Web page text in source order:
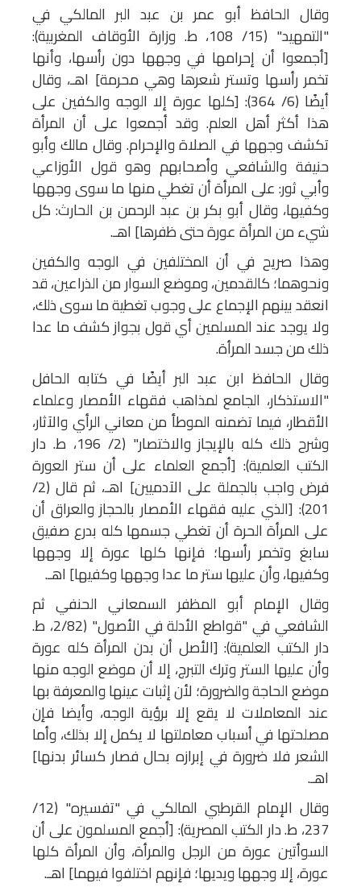
وقال الحافظ أبو عمر بن عبد البر المالكي في
"التمهيد" (15/ 108، ط. وزارة الأوقاف المغربية):
[أجمعوا أن إحرامها في وجهها دون رأسها، وأنها
تخمر رأسها وتستر شعرها وهي محرمة] اهـ، وقال
أيضًا (6/ 364): [كلها عورة إلا الوجه والكفين على
هذا أكثر أهل العلم. وقد أجمعوا على أن المرأة
تكشف وجهها في الصلاة والإحرام. وقال مالك وأبو
حنيفة والشافعي وأصحابهم وهو قول الأوزاعي
وأبي ثور: على المرأة أن تغطي منها ما سوى وجهها
وكفيها، وقال أبو بكر بن عبد الرحمن بن الحارث: كل
شيء من المرأة عورة حتى ظفرها] اهـ.
وهذا صريح في أن المختلفين في الوجه والكفين
ونحوهما؛ كالقدمين، وموضع السوار من الذراعين، قد
انعقد بينهم الإجماع على وجوب تغطية ما سوى ذلك،
ولا يوجد عند المسلمين أي قول بجواز كشف ما عدا
ذلك من جسد المرأة.
وقال الحافظ ابن عبد البر أيضًا في كتابه الحافل
"الاستذكار، الجامع لمذاهب فقهاء الأمصار وعلماء
الأقطار، فيما تضمنه الموطأ من معاني الرأي والآثار،
وشرح ذلك كله بالإيجاز والاختصار" (2/ 196، ط. دار
الكتب العلمية): [أجمع العلماء على أن ستر العورة
فرض واجب بالجملة على الآدميين] اهـ، ثم قال (2/
201): [الذي عليه فقهاء الأمصار بالحجاز والعراق أن
على المرأة الحرة أن تغطي جسمها كله بدرع صفيق
سابغ وتخمر رأسها؛ فإنها كلها عورة إلا وجهها
وكفيها، وأن عليها ستر ما عدا وجهها وكفيها] اهـ.
وقال الإمام أبو المظفر السمعاني الحنفي ثم
الشافعي في "قواطع الأدلة في الأصول" (2/82، ط.
دار الكتب العلمية): [الأصل أن بدن المرأة كله عورة
وأن عليها الستر وترك التبرج، إلا أن موضع الوجه منها
موضع الحاجة والضرورة؛ لأن إثبات عينها والمعرفة بها
عند المعاملات لا يقع إلا برؤية الوجه، وأيضا فإن
مصلحتها في أسباب معاملتها لا يكمل إلا بذلك، وأما
الشعر فلا ضرورة في إبرازه بحال فصار كسائر بدنها]
اهـ.
وقال الإمام القرطبي المالكي في "تفسيره" (12/
237، ط. دار الكتب المصرية): [أجمع المسلمون على أن
السوأتين عورة من الرجل والمرأة، وأن المرأة كلها
عورة، إلا وجهها ويديها؛ فإنهم اختلفوا فيهما] اهـ.